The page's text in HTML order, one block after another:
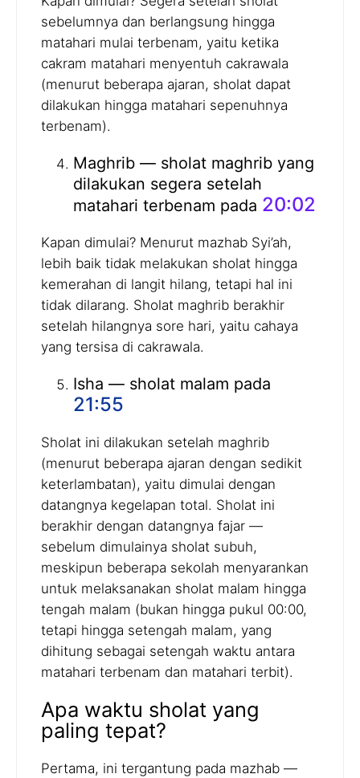
sebelumnya dan berlangsung hingga
matahari mulai terbenam, yaitu ketika
cakram matahari menyentuh cakrawala
(menurut beberapa ajaran, sholat dapat
dilakukan hingga matahari sepenuhnya
terbenam).
Maghrib — sholat maghrib yang
dilakukan segera setelah
matahari terbenam pada 20:02
Kapan dimulai? Menurut mazhab Syi’ah,
lebih baik tidak melakukan sholat hingga
kemerahan di langit hilang, tetapi hal ini
tidak dilarang. Sholat maghrib berakhir
setelah hilangnya sore hari, yaitu cahaya
yang tersisa di cakrawala.
Isha — sholat malam pada
21:55
Sholat ini dilakukan setelah maghrib
(menurut beberapa ajaran dengan sedikit
keterlambatan), yaitu dimulai dengan
datangnya kegelapan total. Sholat ini
berakhir dengan datangnya fajar —
sebelum dimulainya sholat subuh,
meskipun beberapa sekolah menyarankan
untuk melaksanakan sholat malam hingga
tengah malam (bukan hingga pukul 00:00,
tetapi hingga setengah malam, yang
dihitung sebagai setengah waktu antara
matahari terbenam dan matahari terbit).
Apa waktu sholat yang
paling tepat?
Pertama, ini tergantung pada mazhab —